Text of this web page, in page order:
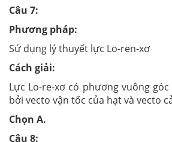
Câu 7:
Phương pháp:
Sử dụng lý thuyết lực Lo-ren-xơ
Cách giải:
Lực Lo-re-xơ có phương vuông
bởi vecto vận tốc của hạt và vecto
Chọn A.
Câu 8: